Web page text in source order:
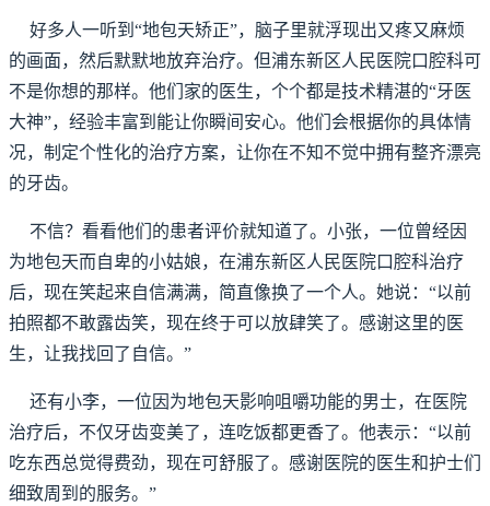
好多人一听到“地包天矫正”，脑子里就浮现出又疼又麻烦
的画面，然后默默地放弃治疗。但浦东新区人民医院口腔科可
不是你想的那样。他们家的医生，个个都是技术精湛的“牙医
大神”，经验丰富到能让你瞬间安心。他们会根据你的具体情
况，制定个性化的治疗方案，让你在不知不觉中拥有整齐漂亮
的牙齿。
不信？看看他们的患者评价就知道了。小张，一位曾经因
为地包天而自卑的小姑娘，在浦东新区人民医院口腔科治疗
后，现在笑起来自信满满，简直像换了一个人。她说：“以前
拍照都不敢露齿笑，现在终于可以放肆笑了。感谢这里的医
生，让我找回了自信。”
还有小李，一位因为地包天影响咀嚼功能的男士，在医院
治疗后，不仅牙齿变美了，连吃饭都更香了。他表示：“以前
吃东西总觉得费劲，现在可舒服了。感谢医院的医生和护士们
细致周到的服务。”